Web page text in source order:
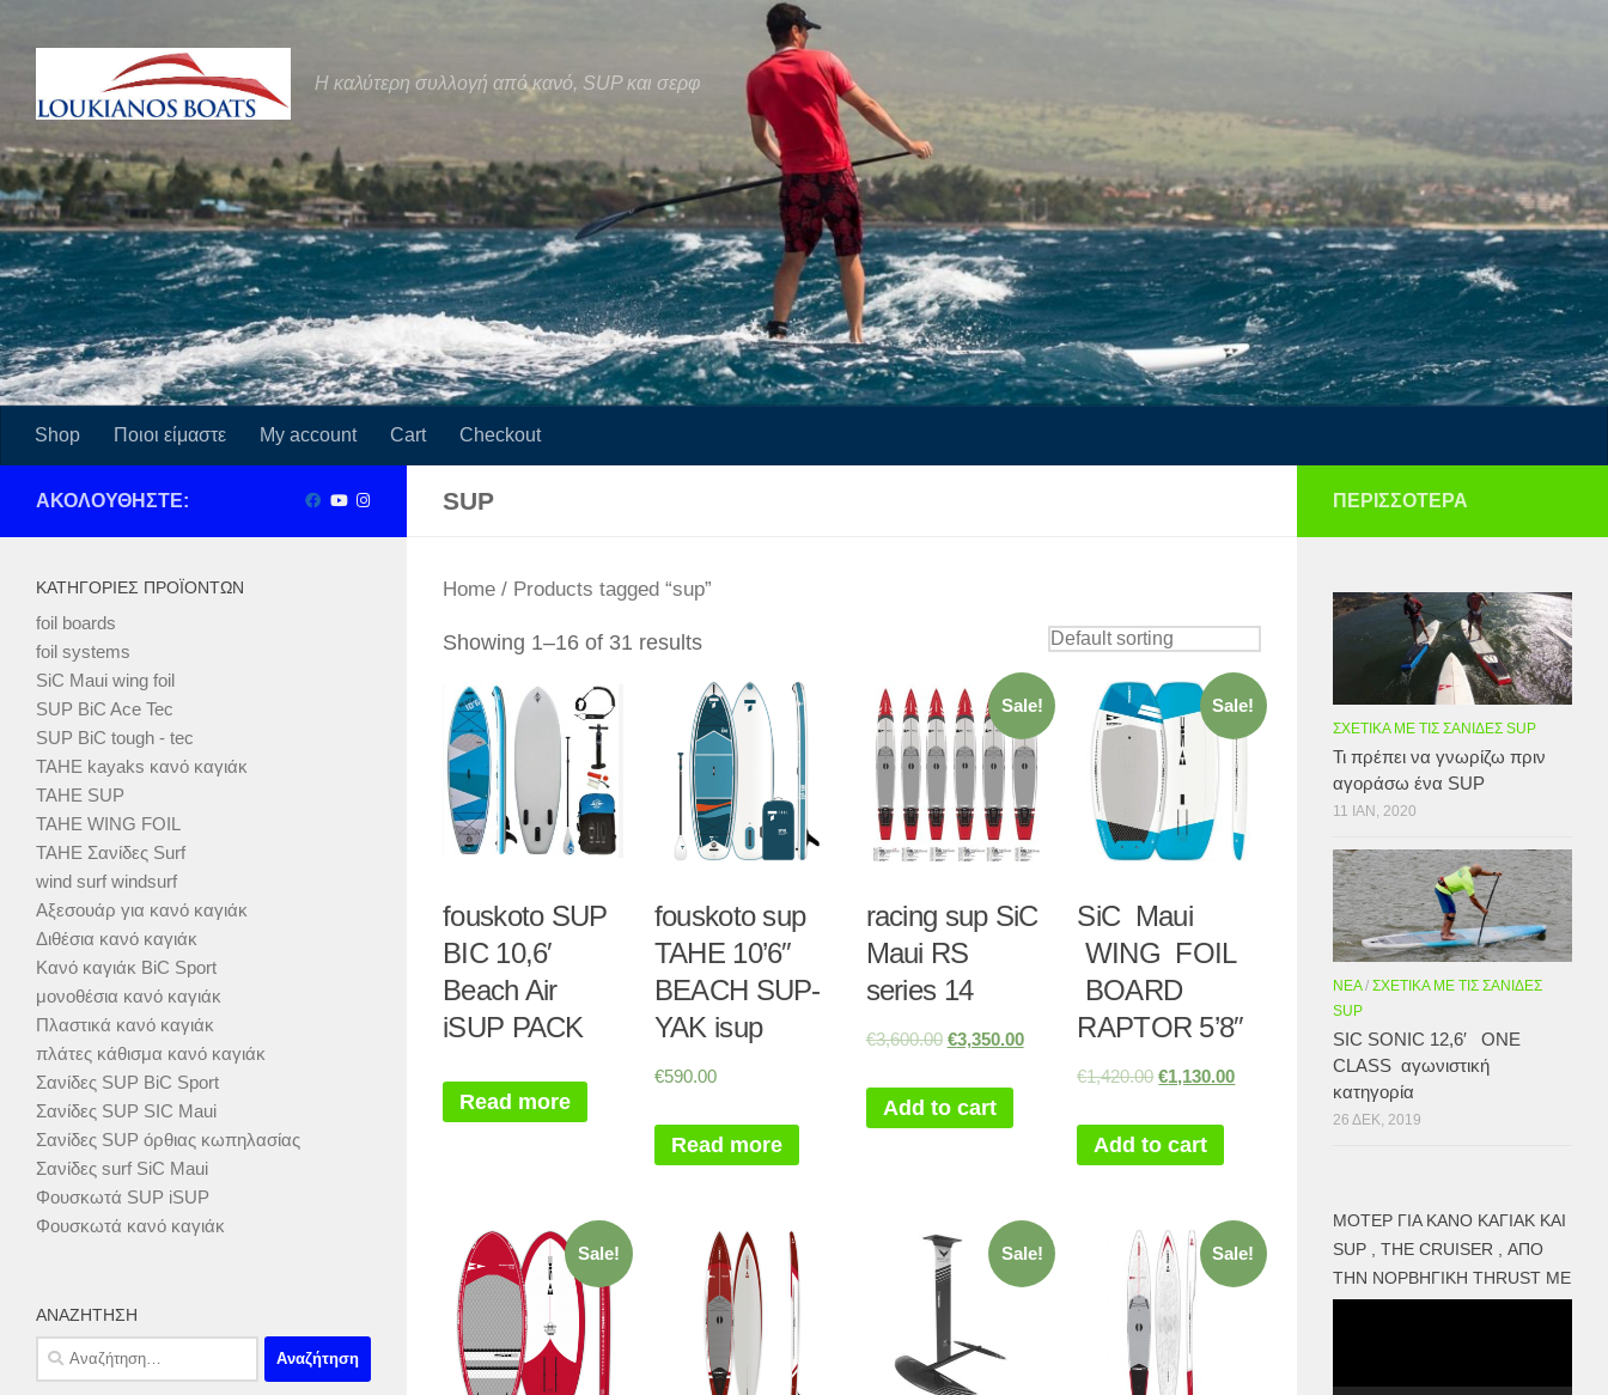
Η καλύτερη συλλογή από κανό, SUP και σερφ
Shop Ποιοι είμαστε My account Cart Checkout
SUP
Home / Products tagged “sup”
Showing 1–16 of 31 results
fouskoto SUP
BIC 10,6′
Beach Air
iSUP PACK
Read more
fouskoto sup
TAHE 10’6″
BEACH SUP-
YAK isup
€590.00
Read more
Sale!
racing sup SiC
Maui RS
series 14
€3,600.00 €3,350.00
Add to cart
Sale!
SiC Maui
WING FOIL
BOARD
RAPTOR 5’8″
€1,420.00 €1,130.00
Add to cart
Sale! Sale! Sale!
ΑΚΟΛΟΥΘΉΣΤΕ:
ΚΑΤΗΓΟΡΊΕΣ ΠΡΟΪΌΝΤΩΝ
foil boards
foil systems
SiC Maui wing foil
SUP BiC Ace Tec
SUP BiC tough - tec
TAHE kayaks κανό καγιάκ
TAHE SUP
TAHE WING FOIL
TAHE Σανίδες Surf
wind surf windsurf
Αξεσουάρ για κανό καγιάκ
Διθέσια κανό καγιάκ
Κανό καγιάκ BiC Sport
μονοθέσια κανό καγιάκ
Πλαστικά κανό καγιάκ
πλάτες κάθισμα κανό καγιάκ
Σανίδες SUP BiC Sport
Σανίδες SUP SIC Maui
Σανίδες SUP όρθιας κωπηλασίας
Σανίδες surf SiC Maui
Φουσκωτά SUP iSUP
Φουσκωτά κανό καγιάκ
ΑΝΑΖΉΤΗΣΗ
Αναζήτηση
για:
ΠΕΡΙΣΣΌΤΕΡΑ
ΣΧΕΤΙΚΆ ΜΕ ΤΙΣ ΣΑΝΊΔΕΣ SUP
Τι πρέπει να γνωρίζω πριν
αγοράσω ένα SUP
11 ΙΑΝ, 2020
ΝΈΑ/ ΣΧΕΤΙΚΆ ΜΕ ΤΙΣ ΣΑΝΊΔΕΣ
SUP
SIC SONIC 12,6′ ONE
CLASS αγωνιστική
κατηγορία
26 ΔΕΚ, 2019
ΜΟΤΕΡ ΓΙΑ ΚΑΝΌ ΚΑΓΙΑΚ ΚΑΙ
SUP , THE CRUISER , ΑΠΌ
ΤΗΝ ΝΟΡΒΗΓΙΚΉ THRUST ME